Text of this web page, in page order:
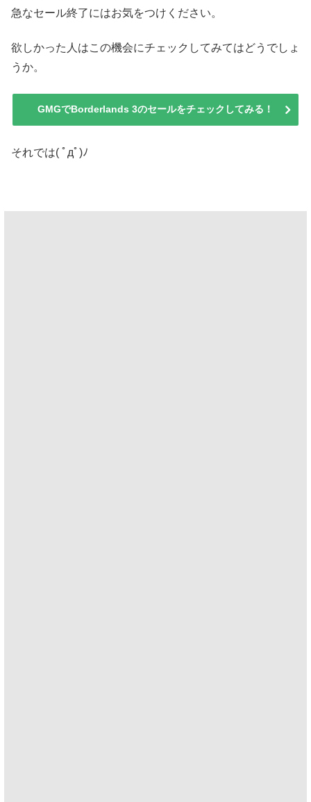
急なセール終了にはお気をつけください。
欲しかった人はこの機会にチェックしてみてはどうでしょ
うか。
GMGでBorderlands 3のセールをチェックしてみる！
それでは( ﾟдﾟ)ﾉ